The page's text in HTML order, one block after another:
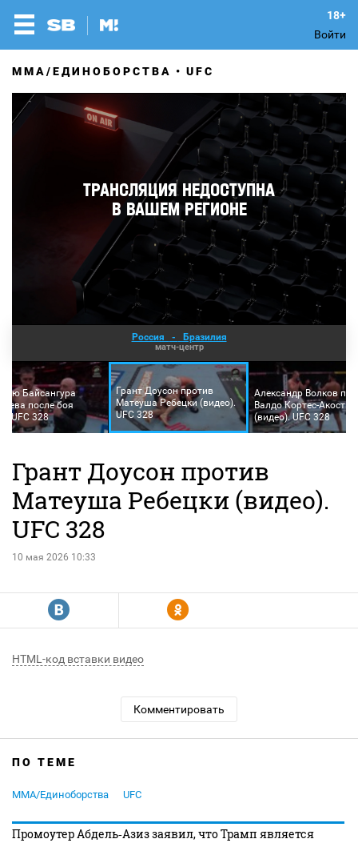
Войти
MMA/ЕДИНОБОРСТВА UFC
Россия - Бразилия
матч-центр
Байсангура
после боя
UFC 328
Грант Доусон против
Матеуша Ребецки (видео).
UFC 328
Александр Волков
Валдо Кортес-Акосты
(видео). UFC 328
Грант Доусон против
Матеуша Ребецки (видео).
UFC 328
10 мая 2026 10:33
R Y
HTML-код вставки видео
Комментировать
ПО ТЕМЕ
MMA/Единоборства UFC
Промоутер Абдель‑Азиз заявил, что Трамп является